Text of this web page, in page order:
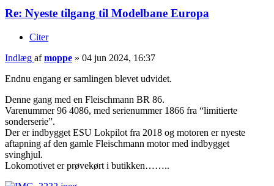
Re: Nyeste tilgang til Modelbane Europa
Citer
Indlæg afmoppe » 04 jun 2024, 16:37
Endnu engang er samlingen blevet udvidet.
Denne gang med en Fleischmann BR 86.
Varenummer 96 4086, med serienummer 1866 fra “limitierte
sonderserie”.
Der er indbygget ESU Lokpilot fra 2018 og motoren er nyeste
aftapning af den gamle Fleischmann motor med indbygget
svinghjul.
Lokomotivet er prøvekørt i butikken……..